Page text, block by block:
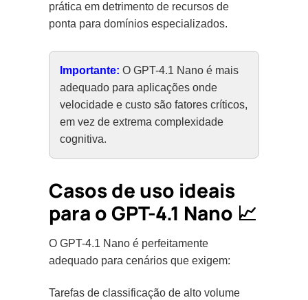
prática em detrimento de recursos de
ponta para domínios especializados.
Importante: O GPT-4.1 Nano é mais
adequado para aplicações onde
velocidade e custo são fatores críticos,
em vez de extrema complexidade
cognitiva.
Casos de uso ideais
para o GPT-4.1 Nano 📈
O GPT-4.1 Nano é perfeitamente
adequado para cenários que exigem:
Tarefas de classificação de alto volume